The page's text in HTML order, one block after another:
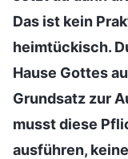
Das ist kein
heimtückisch.
Hause Gottes
Grundsatz zur
musst diese
ausführen,